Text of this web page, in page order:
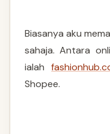
Biasanya aku
sahaja. Antara
ialah
Shopee.